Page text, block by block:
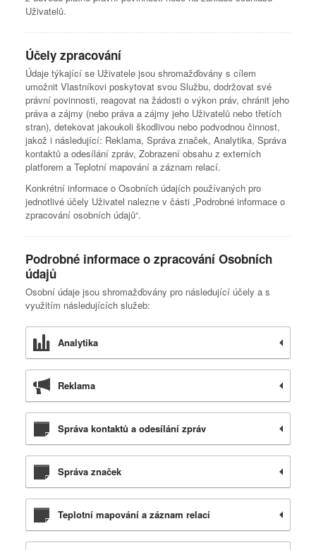
Uživatelů.
Účely zpracování
Údaje týkající se Uživatele jsou shromažďovány s cílem
umožnit Vlastníkovi poskytovat svou Službu, dodržovat své
právní povinnosti, reagovat na žádosti o výkon práv, chránit jeho
práva a zájmy (nebo práva a zájmy jeho Uživatelů nebo třetích
stran), detekovat jakoukoli škodlivou nebo podvodnou činnost,
jakož i následující: Reklama, Správa značek, Analytika, Správa
kontaktů a odesílání zpráv, Zobrazení obsahu z externích
platforem a Teplotní mapování a záznam relací.
Konkrétní informace o Osobních údajích používaných pro
jednotlivé účely Uživatel nalezne v části „Podrobné informace o
zpracování osobních údajů“.
Podrobné informace o zpracování Osobních
údajů
Osobní údaje jsou shromažďovány pro následující účely a s
využitím následujících služeb:
Analytika
Reklama
Správa kontaktů a odesílání zpráv
Správa značek
Teplotní mapování a záznam relací